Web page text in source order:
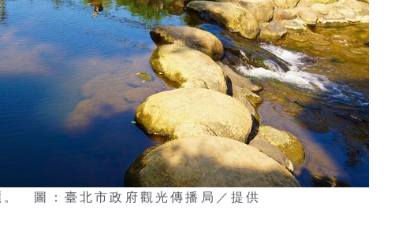
圖：臺北市政府觀光傳播局／提供